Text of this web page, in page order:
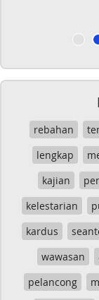
rebahan
lengkap
kajian
kelestarian
kardus
wawasan
pelancong